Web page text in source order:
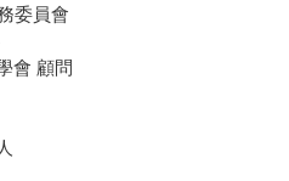
委員會
會 顧問